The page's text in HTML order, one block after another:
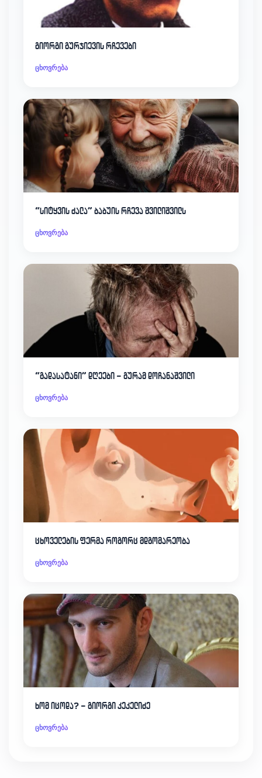
გიორგი გურჯიევის რჩევები
ცხოვრება
“სიტყვის ძალა” ბაბუის რჩევა შვილიშვილს
ცხოვრება
“გადასატანი” დღეები – გურამ დოჩანაშვილი
ცხოვრება
ცხოველების ფერმა როგორც მდგომარეობა
ცხოვრება
ხომ იცოდა? – გიორგი კეკელიძე
ცხოვრება